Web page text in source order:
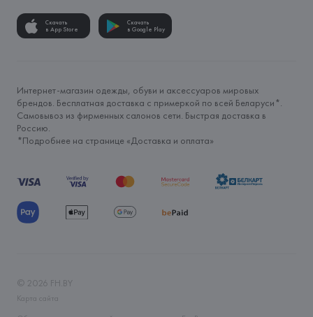
Скачать
в App Store
Скачать
в Google Play
Интернет-магазин одежды, обуви и аксессуаров мировых
брендов. Бесплатная доставка с примеркой по всей Беларуси*.
Самовывоз из фирменных салонов сети. Быстрая доставка в
Россию.
*Подробнее на странице «Доставка и оплата»
© 2026 FH.BY
Карта сайта